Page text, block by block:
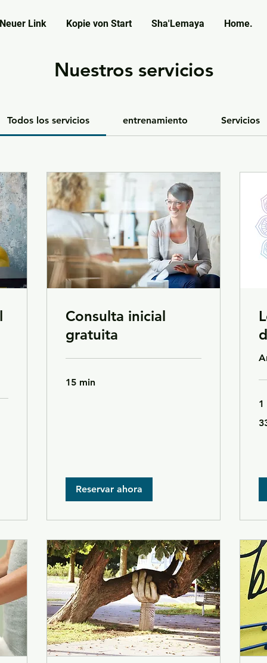
Nuestros servicios
Todos los servicios entrenamiento Servicios
Consulta inicial
gratuita
15 min
Reservar ahora
1
Neuer Link Kopie von Start Sha'Lemaya Home.